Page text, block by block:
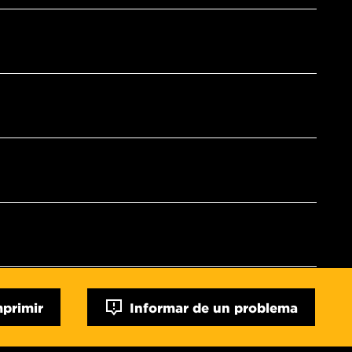
Informar de un problema